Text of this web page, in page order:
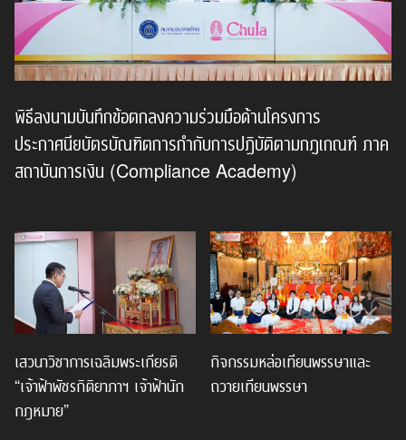
พิธีลงนามบันทึกข้อตกลงความร่วมมือด้านโครงการ
ประกาศนียบัตรบัณฑิตการกำกับการปฏิบัติตามกฎเกณฑ์ ภาค
สถาบันการเงิน (Compliance Academy)
เสวนาวิชาการเฉลิมพระเกียรติ
“เจ้าฟ้าพัชรกิติยาภาฯ เจ้าฟ้านัก
กฎหมาย”
กิจกรรมหล่อเทียนพรรษาและ
ถวายเทียนพรรษา